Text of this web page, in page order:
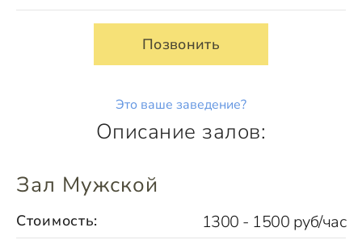
Позвонить
Это ваше заведение?
Описание залов:
Зал Мужской
Стоимость: 1300 - 1500 руб/час